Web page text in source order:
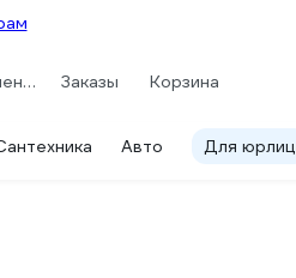
Сравнение Заказы Корзина
Авто Для юрлиц